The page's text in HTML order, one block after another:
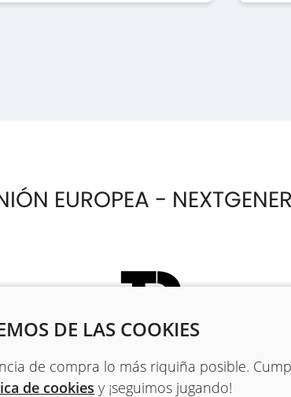
DE LAS COOKIES
de compra lo más riquiña posible.
de cookies y ¡seguimos jugando!
EUROPEA -